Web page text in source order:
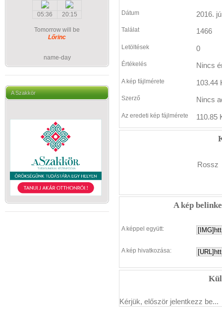
05:36 20:15
Tomorrow will be
Lőrinc
name-day
A Szakkör
Dátum 2016.
Találat 1466
Letöltések 0
Értékelés Nincs
A kép fájlmérete 103.44
Szerző Nincs
Az eredeti kép fájlmérete 110.85
Rossz
A kép
A képpel együtt:
A kép hivatkozása:
Kérjük, először jelentkezz be...